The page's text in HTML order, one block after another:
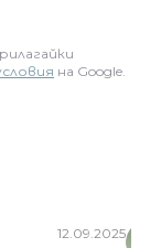
на Google.
12.09.2025